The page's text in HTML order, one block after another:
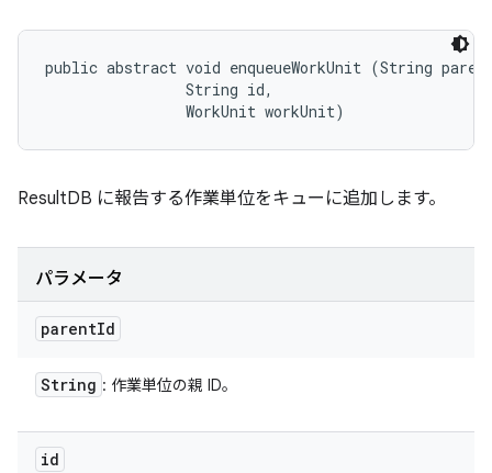
public abstract void enqueueWorkUnit (String
                String id,
                WorkUnit workUnit)
ResultDB に報告する作業単位をキューに追加します。
パラメータ
parentId
String : 作業単位の親 ID。
id